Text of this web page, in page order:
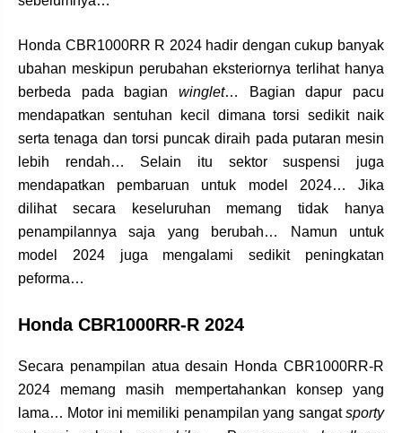
Honda CBR1000RR R 2024 hadir dengan cukup banyak
ubahan meskipun perubahan eksteriornya terlihat hanya
berbeda pada bagian winglet… Bagian dapur pacu
mendapatkan sentuhan kecil dimana torsi sedikit naik
serta tenaga dan torsi puncak diraih pada putaran mesin
lebih rendah… Selain itu sektor suspensi juga
mendapatkan pembaruan untuk model 2024… Jika
dilihat secara keseluruhan memang tidak hanya
penampilannya saja yang berubah… Namun untuk
model 2024 juga mengalami sedikit peningkatan
peforma…
Honda CBR1000RR-R 2024
Secara penampilan atua desain Honda CBR1000RR-R
2024 memang masih mempertahankan konsep yang
lama… Motor ini memiliki penampilan yang sangatsporty